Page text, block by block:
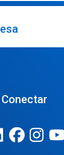
Conectar